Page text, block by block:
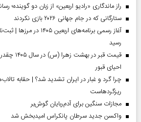
راز ماندگاری «رادیو اربعین» از زبان دو گوینده؛
ستارگانی که در جام جهانی ۲۰۲۶ بازی نکردند
رسید
قیمت قبر
احیای قبور
چرا گرد و غبار در ایران تشدید شد؟ | حقابه
ریزگردهاست
مجازات سنگین برای آدم‌ربایان گوش‌بر
واکسن جدید سرطان پانکراس امیدبخش شد